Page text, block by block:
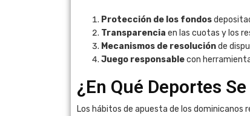
Protección de los fondos
Transparencia en las cuotas y los
Mecanismos de resoluciónde
Juego responsablecon
¿En Qué Deportes
Los hábitos de apuesta de los